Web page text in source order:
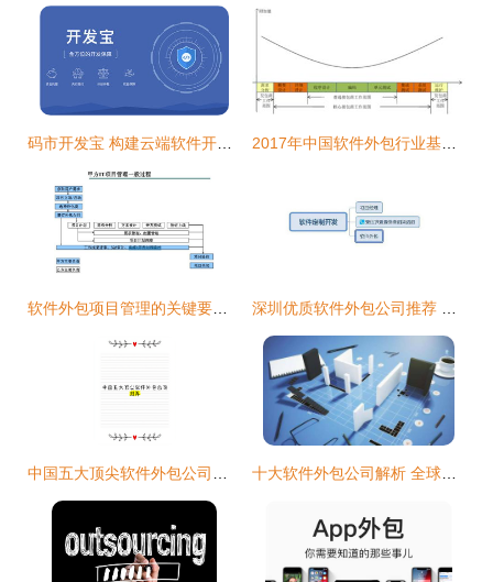
码市开发宝 构建云端软件开发生态闭环 2017年中国软件外包行业基本情况及市场发展概况分析
软件外包项目管理的关键要点与挑战对策 深圳优质软件外包公司推荐 如何选择合适的合作伙伴
中国五大顶尖软件外包公司深度推荐 十大软件外包公司解析 全球与国内市场的领军者